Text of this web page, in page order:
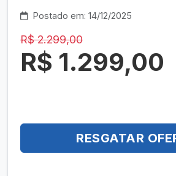
Postado em: 14/12/2025
R$ 2.299,00
R$ 1.299,00
RESGATAR